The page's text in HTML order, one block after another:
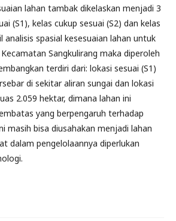
lahan tambak dikelaskan menjadi 3
(S1), kelas cukup sesuai (S2) dan kelas
analisis spasial kesesuaian lahan untuk
Sangkulirang maka diperoleh
terdiri dari: lokasi sesuai (S1)
di sekitar aliran sungai dan lokasi
2.059 hektar, dimana lahan ini
yang berpengaruh terhadap
masih bisa diusahakan menjadi lahan
dalam pengelolaannya diperlukan